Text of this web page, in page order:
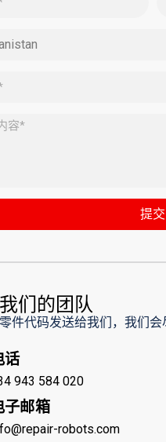
提交
们的团队
件代码发送给我们，我们会
话
943 584 020
子邮箱
robots.com